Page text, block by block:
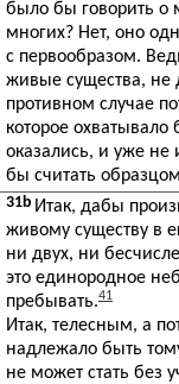
было бы говорить о
многих? Нет, оно
с первообразом.
живые существа, не
противном случае
которое
оказались, и уже не
бы считать
31b Итак, дабы
живому существу в
ни двух, ни
это единородное
пребывать.41
Итак, телесным, а
надлежало быть
не может стать без